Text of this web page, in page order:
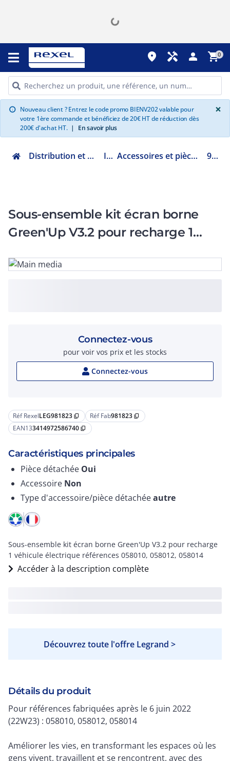
place handyman person shopping_cart0
info Nouveau client ? Entrez le code promo BIENV202 valable pour
votre 1ère commande et bénéficiez de 20€ HT de réduction dès
200€ d'achat HT. | En savoir plus
×
Distribution et gestion de l'énergie IRVE Accessoires et pièces détachées borne AC 981823
Sous-ensemble kit écran borne
Green'Up V3.2 pour recharge 1
Réf RexelLEG981823 content_copy Réf Fab981823 content_copy
EAN133414972586740 content_copy
Caractéristiques principales
Pièce détachée Oui
Accessoire Non
Type d'accessoire/pièce détachéeautre
Sous-ensemble kit écran borne Green'Up V3.2 pour recharge
1 véhicule électrique références 058010, 058012, 058014
Accéder à la description complète
Découvrez toute l'offre Legrand >
Détails du produit
Pour références fabriquées après le 6 juin 2022
(22W23) : 058010, 058012, 058014
Améliorer les vies, en transformant les espaces où les
gens vivent, travaillent et se rencontrent, avec des
Connectez-vous
pour voir vos prix et les stocks
Connectez-vous